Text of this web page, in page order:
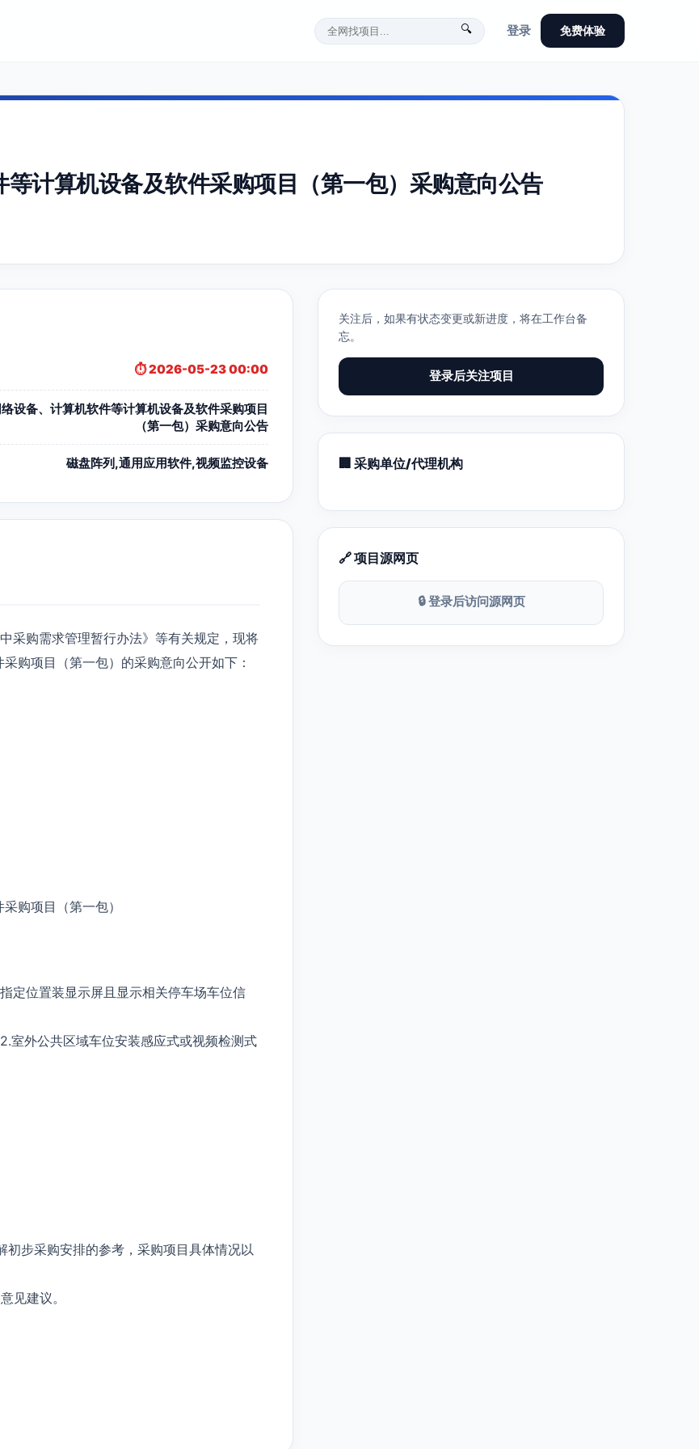
🔍 登录 免费体验
计算机设备及软件采购项目（第一包）采购意向公告
⏱️ 2026-05-23 00:00
设备、计算机软件等计算机设备及软件采购项目
（第一包）采购意向公告
磁盘阵列,通用应用软件,视频监控设备
采购需求管理暂行办法》等有关规定，现将
购项目（第一包）的采购意向公开如下：
购项目（第一包）
定位置装显示屏且显示相关停车场车位信
室外公共区域车位安装感应式或视频检测式
步采购安排的参考，采购项目具体情况以
建议。
关注后，如果有状态变更或新进度，将在工作台备
忘。
登录后关注项目
🏢 采购单位/代理机构
🔗 项目源网页
🔒 登录后访问源网页